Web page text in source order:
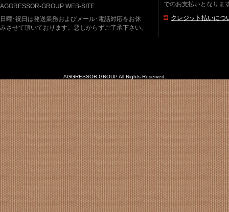
AGGRESSOR-GROUP WEB-SITE
日曜･祝日は発送業務およびメール･電話対応をお休
みさせて頂いております。悪しからずご了承下さい。
でのお支払いとなりま
クレジット払いにつ
AGGRESSOR GROUP All Rights Reserved.